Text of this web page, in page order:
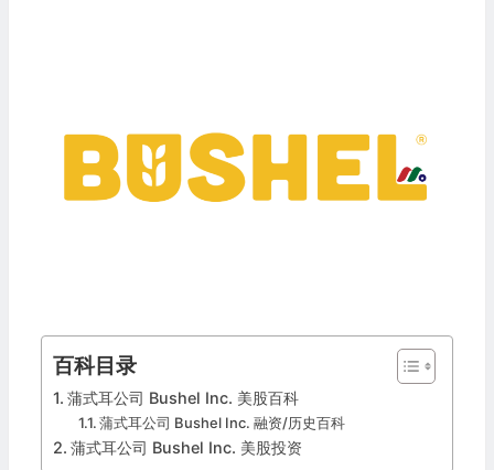
百科目录
蒲式耳公司 Bushel Inc. 美股百科
蒲式耳公司 Bushel Inc. 融资/历史百科
蒲式耳公司 Bushel Inc. 美股投资